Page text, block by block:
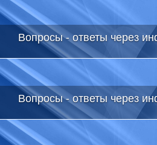
Вопросы - ответы через
Вопросы - ответы через